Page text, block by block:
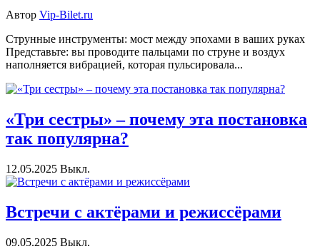
Автор Vip-Bilet.ru
Струнные инструменты: мост между эпохами в ваших руках
Представьте: вы проводите пальцами по струне и воздух
наполняется вибрацией, которая пульсировала...
«Три сестры» – почему эта постановка
так популярна?
12.05.2025 Выкл.
Встречи с актёрами и режиссёрами
09.05.2025 Выкл.